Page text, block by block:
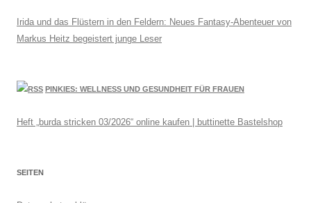
Irida und das Flüstern in den Feldern: Neues Fantasy-Abenteuer von
Markus Heitz begeistert junge Leser
PINKIES: WELLNESS UND GESUNDHEIT FÜR FRAUEN
Heft „burda stricken 03/2026“ online kaufen | buttinette Bastelshop
SEITEN